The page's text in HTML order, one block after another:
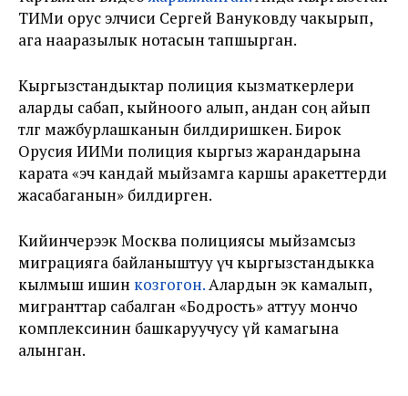
ТИМи орус элчиси Сергей Вануковду чакырып,
ага нааразылык нотасын тапшырган.
Кыргызстандыктар полиция кызматкерлери
аларды сабап, кыйноого алып, андан соң айып
төлөөгө мажбурлашканын билдиришкен. Бирок
Орусия ИИМи полиция кыргыз жарандарына
карата «эч кандай мыйзамга каршы аракеттерди
жасабаганын» билдирген.
Кийинчерээк Москва полициясы мыйзамсыз
миграцияга байланыштуу үч кыргызстандыкка
кылмыш ишин козгогон.Алардын экөө камалып,
мигранттар сабалган «Бодрость» аттуу мончо
комплексинин башкаруучусу үй камагына
алынган.